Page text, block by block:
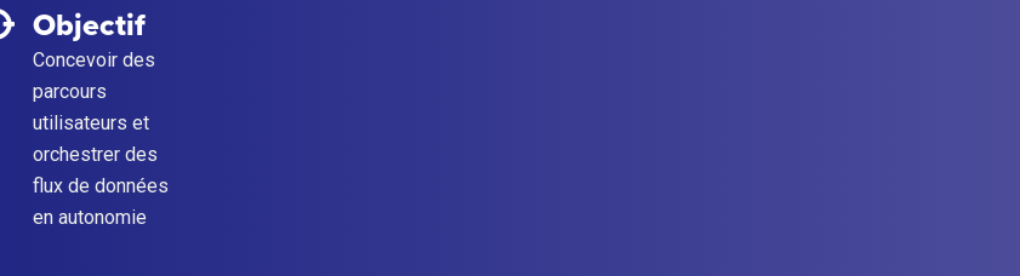
Objectif
Concevoir des
parcours
utilisateurs et
orchestrer des
flux de données
en autonomie